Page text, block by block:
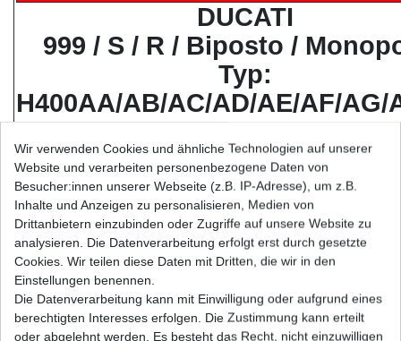
DUCATI
999 / S / R / Biposto /
Typ:
H400AA/AB/AC/AD/AE/AF/AG/
H401AA / H402AA
Baujahr: 2003 - 2006
Bitte beachten Sie:
Bei Motorrädern mit einer höheren PS-
empfiehlt tommotec .deaus langjähriger Erfahrung
super verstärkte Ketten (
statt verstärkte oder extra verstärkte.
Wir verwenden Cookies und ähnliche Technologien auf unserer
Website und verarbeiten personenbezogene Daten von
Besucher:innen unserer Webseite (z.B. IP-Adresse), um z.B.
Inhalte und Anzeigen zu personalisieren, Medien von
Drittanbietern einzubinden oder Zugriffe auf unsere Website zu
analysieren. Die Datenverarbeitung erfolgt erst durch gesetzte
Cookies. Wir teilen diese Daten mit Dritten, die wir in den
Einstellungen benennen.
Die Datenverarbeitung kann mit Einwilligung oder aufgrund eines
berechtigten Interesses erfolgen. Die Zustimmung kann erteilt
oder abgelehnt werden. Es besteht das Recht, nicht einzuwilligen